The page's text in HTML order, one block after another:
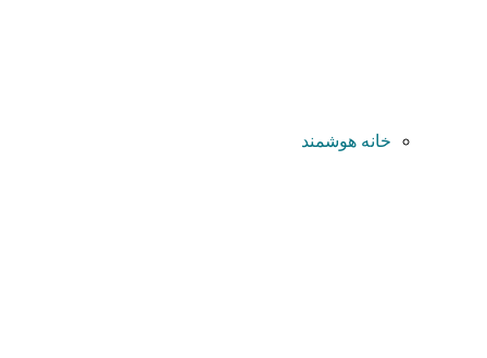
خانه هوشمند